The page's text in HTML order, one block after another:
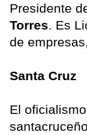
Presidente
Torres . Es
de
Santa Cruz
El